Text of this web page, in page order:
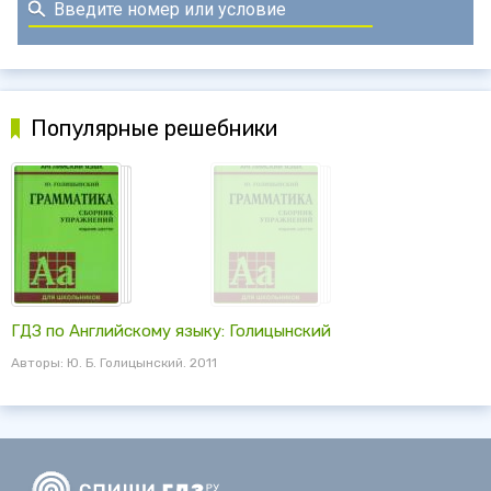
Популярные решебники
ГДЗ по Английскому языку: Голицынский
Авторы: Ю. Б. Голицынский. 2011